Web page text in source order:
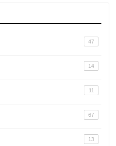
47
14
11
67
13